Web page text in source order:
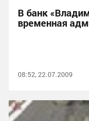
В банк
временная
08:52, 22.07.2009